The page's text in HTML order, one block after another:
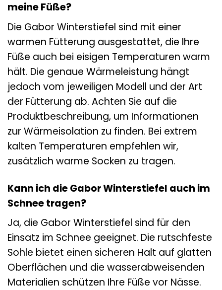
meine Füße?
Die Gabor Winterstiefel sind mit einer
warmen Fütterung ausgestattet, die Ihre
Füße auch bei eisigen Temperaturen warm
hält. Die genaue Wärmeleistung hängt
jedoch vom jeweiligen Modell und der Art
der Fütterung ab. Achten Sie auf die
Produktbeschreibung, um Informationen
zur Wärmeisolation zu finden. Bei extrem
kalten Temperaturen empfehlen wir,
zusätzlich warme Socken zu tragen.
Kann ich die Gabor Winterstiefel auch im
Schnee tragen?
Ja, die Gabor Winterstiefel sind für den
Einsatz im Schnee geeignet. Die rutschfeste
Sohle bietet einen sicheren Halt auf glatten
Oberflächen und die wasserabweisenden
Materialien schützen Ihre Füße vor Nässe.